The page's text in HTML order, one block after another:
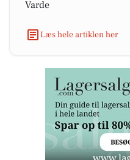
Varde
Læs hele artiklen her